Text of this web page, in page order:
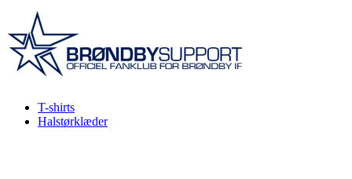
Videre
indhold
T-shirts
Halstørklæder